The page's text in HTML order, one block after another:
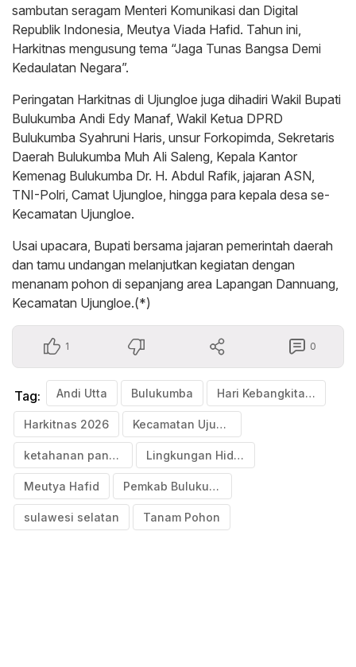
sambutan seragam Menteri Komunikasi dan Digital
Republik Indonesia, Meutya Viada Hafid. Tahun ini,
Harkitnas mengusung tema “Jaga Tunas Bangsa Demi
Kedaulatan Negara”.
Peringatan Harkitnas di Ujungloe juga dihadiri Wakil Bupati
Bulukumba Andi Edy Manaf, Wakil Ketua DPRD
Bulukumba Syahruni Haris, unsur Forkopimda, Sekretaris
Daerah Bulukumba Muh Ali Saleng, Kepala Kantor
Kemenag Bulukumba Dr. H. Abdul Rafik, jajaran ASN,
TNI-Polri, Camat Ujungloe, hingga para kepala desa se-
Kecamatan Ujungloe.
Usai upacara, Bupati bersama jajaran pemerintah daerah
dan tamu undangan melanjutkan kegiatan dengan
menanam pohon di sepanjang area Lapangan Dannuang,
Kecamatan Ujungloe.(*)
1 0
Tag: Andi Utta Bulukumba Hari Kebangkitan Nasional
Harkitnas 2026 Kecamatan Ujungloe
ketahanan pangan Lingkungan Hidup
Meutya Hafid Pemkab Bulukumba
sulawesi selatan Tanam Pohon